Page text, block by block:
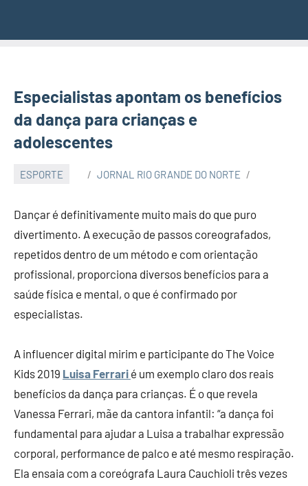
Especialistas apontam os benefícios
da dança para crianças e
adolescentes
ESPORTE JORNAL RIO GRANDE DO NORTE
Dançar é definitivamente muito mais do que puro
divertimento. A execução de passos coreografados,
repetidos dentro de um método e com orientação
profissional, proporciona diversos benefícios para a
saúde física e mental, o que é confirmado por
especialistas.
A influencer digital mirim e participante do The Voice
Kids 2019 Luisa Ferrari é um exemplo claro dos reais
benefícios da dança para crianças. É o que revela
Vanessa Ferrari, mãe da cantora infantil: “a dança foi
fundamental para ajudar a Luisa a trabalhar expressão
corporal, performance de palco e até mesmo respiração.
Ela ensaia com a coreógrafa Laura Cauchioli três vezes